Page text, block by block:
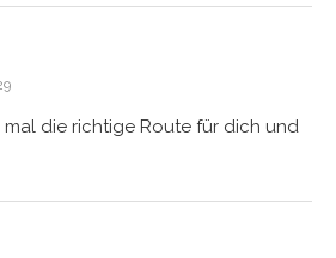
mal die richtige Route für dich und